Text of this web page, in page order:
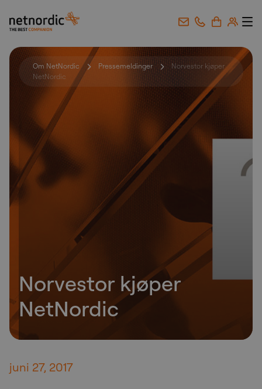
NetNordic Norway
Om NetNordic Pressemeldinger
Norvestor kjøper
NetNordic
Norvestor kjøper
NetNordic
juni 27, 2017